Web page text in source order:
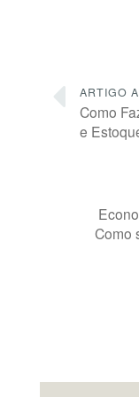
ARTIGO
Como
e
Como